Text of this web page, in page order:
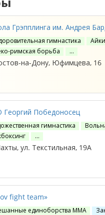
Грэпплинга им. Андрея
гимнастика
римская борьба
…
на-Дону, Юфимцева, 16
Георгий Победоносец
гимнастика
…
ул. Текстильная, 19А
fight team»
единоборства ММА